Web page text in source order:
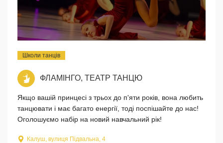
Школи танців
ФЛАМІНГО, ТЕАТР ТАНЦЮ
Якщо вашій принцесі з трьох до п'яти років, вона любить
танцювати і має багато енергії, тоді поспішайте до нас!
Оголошуємо набір на новий навчальний рік!
Калуш, вулиця Підвальна, 4